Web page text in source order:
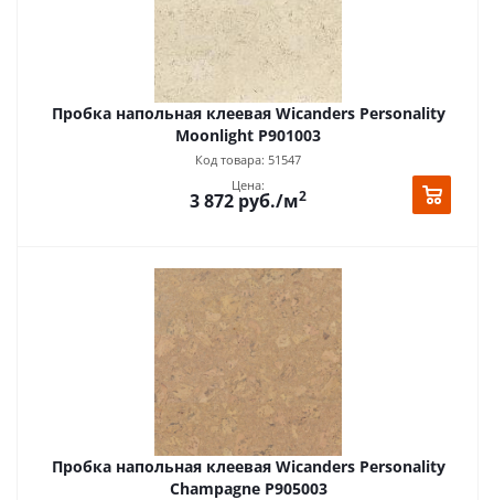
Пробка напольная клеевая Wicanders Personality
Moonlight P901003
Код товара: 51547
Цена:
3 872 руб./м2
Пробка напольная клеевая Wicanders Personality
Champagne P905003